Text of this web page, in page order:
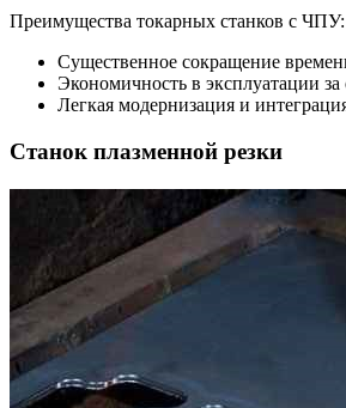
Преимущества токарных станков с ЧПУ:
Существенное сокращение
Экономичность в эксплуатации
Легкая модернизация и
Станок плазменной резки